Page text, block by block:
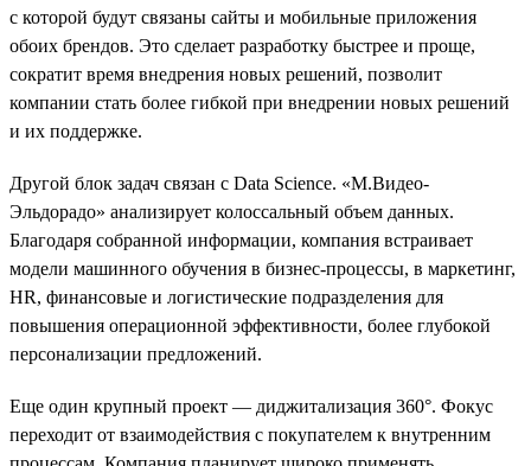
с которой будут связаны сайты и мобильные приложения
обоих брендов. Это сделает разработку быстрее и проще,
сократит время внедрения новых решений, позволит
компании стать более гибкой при внедрении новых решений
и их поддержке.
Другой блок задач связан с Data Science. «М.Видео-
Эльдорадо» анализирует колоссальный объем данных.
Благодаря собранной информации, компания встраивает
модели машинного обучения в бизнес-процессы, в маркетинг,
HR, финансовые и логистические подразделения для
повышения операционной эффективности, более глубокой
персонализации предложений.
Еще один крупный проект — диджитализация 360°. Фокус
переходит от взаимодействия с покупателем к внутренним